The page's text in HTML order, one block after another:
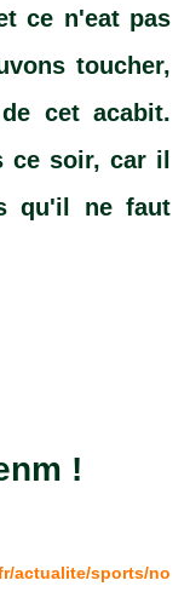
ce n'eat pas
toucher,
cet acabit.
ce soir, car il
qu'il ne faut
!
actualite/sports/no